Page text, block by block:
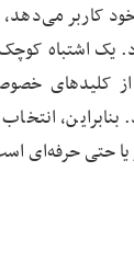
کاربر می‌دهد،
اشتباه کوچک،
کلیدهای
یا حتی حرفه‌ای